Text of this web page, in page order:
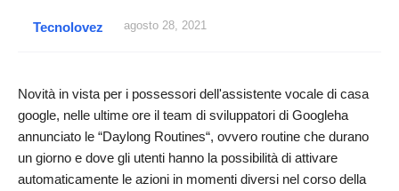
Tecnolovez agosto 28, 2021
Novità in vista per i possessori dell'assistente vocale di casa
google, nelle ultime ore il team di sviluppatori di Googleha
annunciato le “Daylong Routines“, ovvero routine che durano
un giorno e dove gli utenti hanno la possibilità di attivare
automaticamente le azioni in momenti diversi nel corso della